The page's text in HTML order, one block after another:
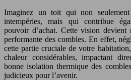
Imaginez un toit qui non
intempéries, mais qui contribue
pouvoir d’achat. Cette vision devient
performante des combles. En effet,
cette partie cruciale de votre
chaleur considérables, impactant
bonne isolation thermique des
judicieux pour l’avenir.